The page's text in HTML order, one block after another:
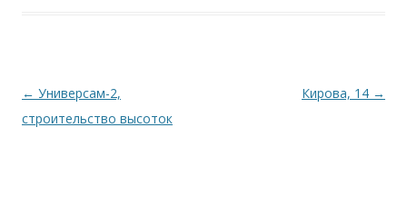
Навигация по записям
← Универсам-2,
строительство высоток
Кирова, 14 →